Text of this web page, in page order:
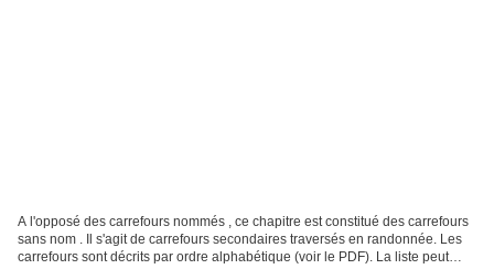
A l'opposé des carrefours nommés , ce chapitre est constitué des carrefours
sans nom . Il s'agit de carrefours secondaires traversés en randonnée. Les
carrefours sont décrits par ordre alphabétique (voir le PDF). La liste peut